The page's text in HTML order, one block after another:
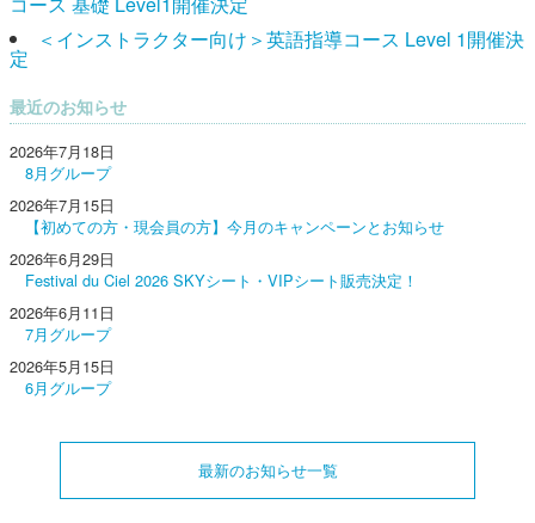
＜インストラクター向け＞英語指導コース Level 1開催決
定
最近のお知らせ
2026年7月18日
8月グループ
2026年7月15日
【初めての方・現会員の方】今月のキャンペーンとお知らせ
2026年6月29日
Festival du Ciel 2026 SKYシート・VIPシート販売決定！
2026年6月11日
7月グループ
2026年5月15日
6月グループ
最新のお知らせ一覧